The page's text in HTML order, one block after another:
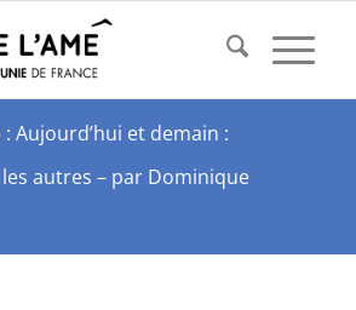
Aujourd’hui et demain :
autres – par Dominique